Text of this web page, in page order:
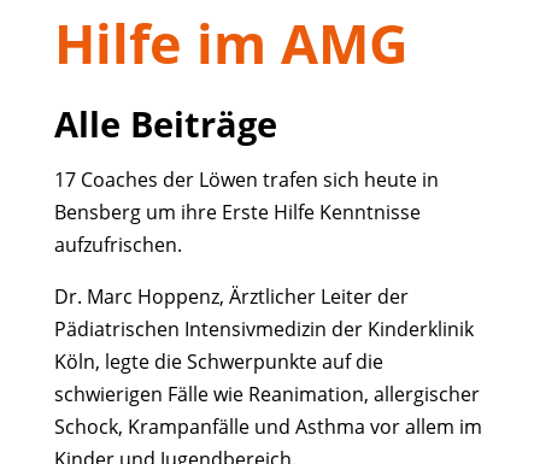
Hilfe im AMG
Alle Beiträge
17 Coaches der Löwen trafen sich heute in
Bensberg um ihre Erste Hilfe Kenntnisse
aufzufrischen.
Dr. Marc Hoppenz, Ärztlicher Leiter der
Pädiatrischen Intensivmedizin der Kinderklinik
Köln, legte die Schwerpunkte auf die
schwierigen Fälle wie Reanimation, allergischer
Schock, Krampanfälle und Asthma vor allem im